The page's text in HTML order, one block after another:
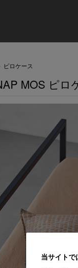
ピロケース
MOS ピロ
当サイトで